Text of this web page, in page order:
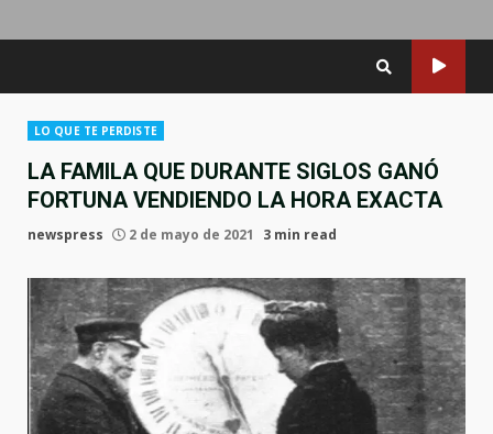
LO QUE TE PERDISTE
LA FAMILA QUE DURANTE SIGLOS GANÓ
FORTUNA VENDIENDO LA HORA EXACTA
newspress 2 de mayo de 2021 3 min read